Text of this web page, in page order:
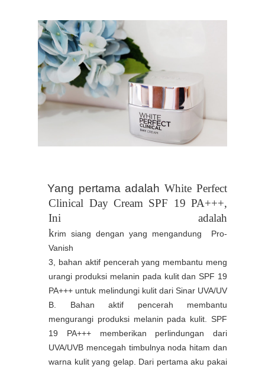
Yang pertama adalahWhite Perfect
Clinical Day Cream SPF 19 PA+++,
Ini adalah
krim siangdengan yang mengandung Pro-
Vanish
3, bahan aktif pencerah yang membantu meng
urangi produksi melanin pada kulit dan SPF 19
PA+++ untuk melindungi kulit dari SinarUVA/UV
B. Bahan aktif pencerah membantu
mengurangi produksi melanin pada kulit. SPF
19 PA+++ memberikan perlindungan dari
UVA/UVB mencegah timbulnya noda hitam dan
warna kulit yang gelap. Dari pertama aku pakai